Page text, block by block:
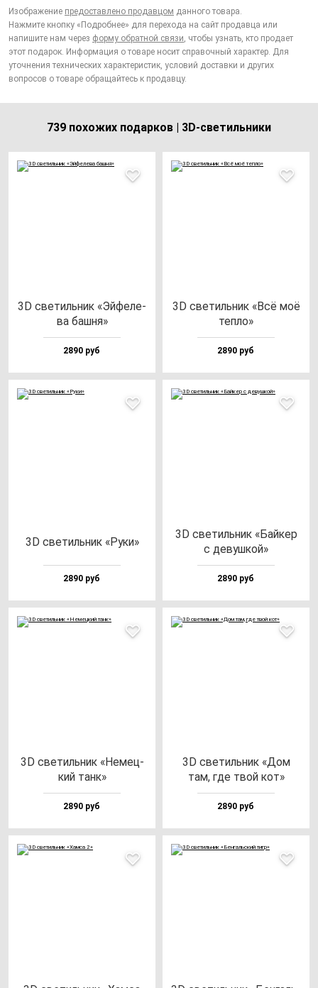
Изображение предоставлено продавцом данного товара.
Нажмите кнопку «Подробнее» для перехода на сайт продавца или
напишите нам через форму обратной связи, чтобы узнать, кто продает
этот подарок. Информация о товаре носит справочный характер. Для
уточнения технических характеристик, условий доставки и других
вопросов о товаре обращайтесь к продавцу.
739 похожих подарков | 3D-светильники
3D све­тиль­ник «Эй­фе­ле­
ва баш­ня»
2890 руб
3D све­тиль­ник «Всё моё
теп­ло»
2890 руб
3D све­тиль­ник «Руки»
2890 руб
3D све­тиль­ник «Бай­кер
с де­вуш­кой»
2890 руб
3D све­тиль­ник «Немец­
кий танк»
2890 руб
3D све­тиль­ник «Дом
там, где твой кот»
2890 руб